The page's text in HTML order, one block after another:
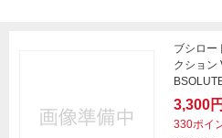
ブシロ
クション
3,300円
330ポイ